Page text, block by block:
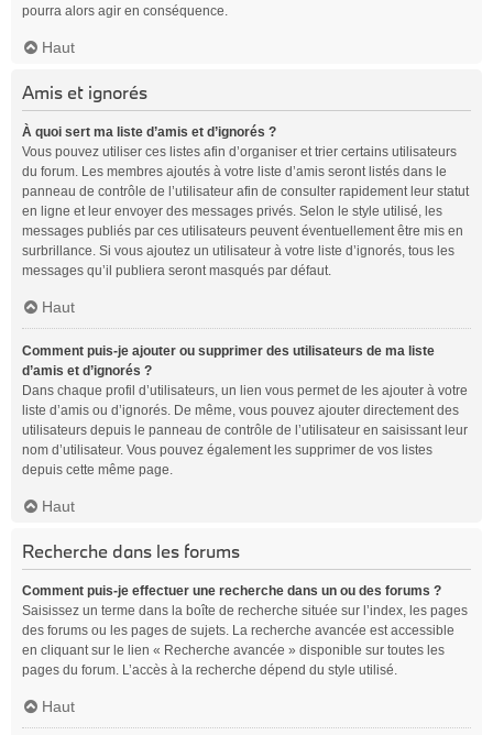
pourra alors agir en conséquence.
Haut
Amis et ignorés
À quoi sert ma liste d’amis et d’ignorés ?
Vous pouvez utiliser ces listes afin d’organiser et trier certains utilisateurs
du forum. Les membres ajoutés à votre liste d’amis seront listés dans le
panneau de contrôle de l’utilisateur afin de consulter rapidement leur statut
en ligne et leur envoyer des messages privés. Selon le style utilisé, les
messages publiés par ces utilisateurs peuvent éventuellement être mis en
surbrillance. Si vous ajoutez un utilisateur à votre liste d’ignorés, tous les
messages qu’il publiera seront masqués par défaut.
Haut
Comment puis-je ajouter ou supprimer des utilisateurs de ma liste
d’amis et d’ignorés ?
Dans chaque profil d’utilisateurs, un lien vous permet de les ajouter à votre
liste d’amis ou d’ignorés. De même, vous pouvez ajouter directement des
utilisateurs depuis le panneau de contrôle de l’utilisateur en saisissant leur
nom d’utilisateur. Vous pouvez également les supprimer de vos listes
depuis cette même page.
Haut
Recherche dans les forums
Comment puis-je effectuer une recherche dans un ou des forums ?
Saisissez un terme dans la boîte de recherche située sur l’index, les pages
des forums ou les pages de sujets. La recherche avancée est accessible
en cliquant sur le lien « Recherche avancée » disponible sur toutes les
pages du forum. L’accès à la recherche dépend du style utilisé.
Haut